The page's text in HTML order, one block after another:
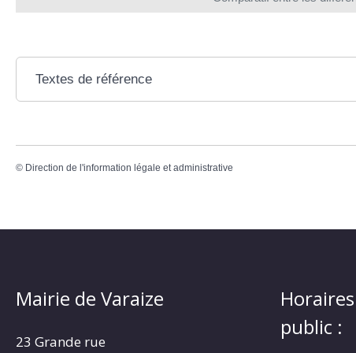
Textes de référence
© Direction de l'information légale et administrative
Mairie de Varaize
23 Grande rue
public :